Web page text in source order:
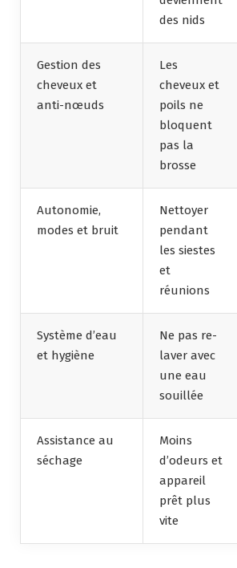
des nids
Gestion des
cheveux et
anti-nœuds
Les
cheveux et
poils ne
bloquent
pas la
brosse
Autonomie,
modes et bruit
Nettoyer
pendant
les siestes
et
réunions
Système d’eau
et hygiène
Ne pas re-
laver avec
une eau
souillée
Assistance au
séchage
Moins
d’odeurs et
appareil
prêt plus
vite